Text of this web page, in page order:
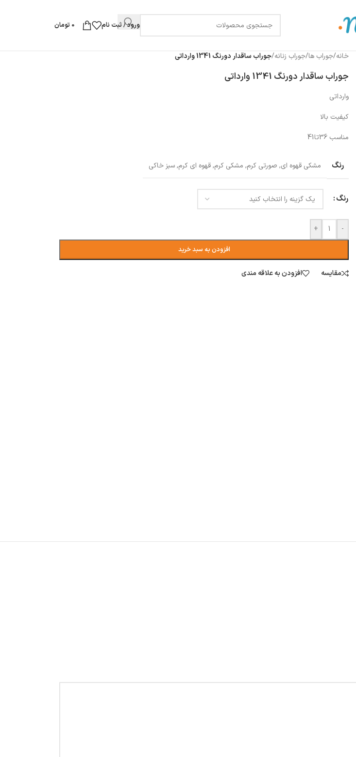
ورود / ثبت نام 0 تومان
خانه/جوراب ها/جوراب زنانه/جوراب ساقدار دورنگ 1341 وارداتی
جوراب ساقدار دورنگ 1341 وارداتی
وارداتی
کیفیت بالا
مناسب 36تا41
رنگ مشکی قهوه ای, صورتی کرم, مشکی کرم,قهوه ای کرم,سبز خاکی
رنگ
-
+
افزودن به سبد خرید
مقایسه افزودن به علاقه مندی